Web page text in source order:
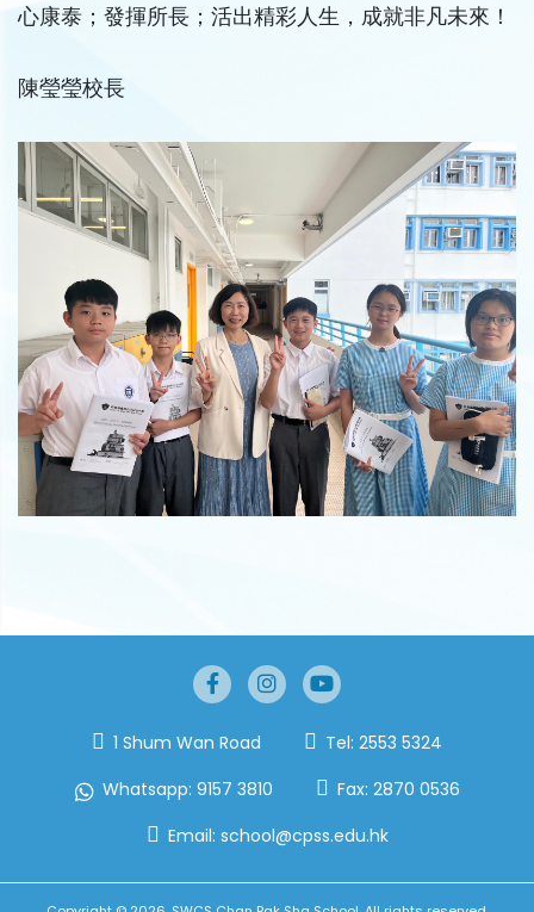
心康泰；發揮所長；活出精彩人生，成就非凡未來！
陳瑩瑩校長
1 Shum Wan Road Tel: 2553 5324
Whatsapp: 9157 3810 Fax: 2870 0536
Email: school@cpss.edu.hk